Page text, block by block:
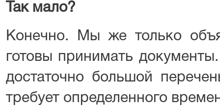
Так мало?
Конечно. Мы же только
готовы принимать
достаточно большой
требует определенного